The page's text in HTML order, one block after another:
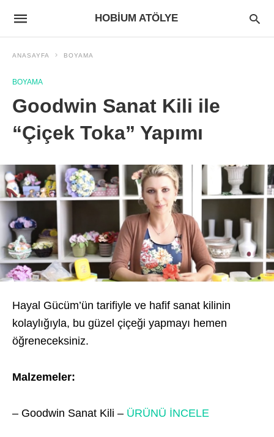
HOBIUM ATÖLYE
ANASAYFA BOYAMA
BOYAMA
Goodwin Sanat Kili ile
“Çiçek Toka” Yapımı
Hayal Gücüm’ün tarifiyle ve hafif sanat kilinin
kolaylığıyla, bu güzel çiçeği yapmayı hemen
öğreneceksiniz.
Malzemeler:
– Goodwin Sanat Kili – ÜRÜNÜ İNCELE